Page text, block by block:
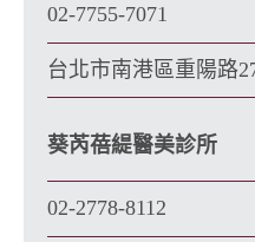
02-7755-7071
台北市南港區重陽路
葵芮蓓緹醫美診所
02-2778-8112